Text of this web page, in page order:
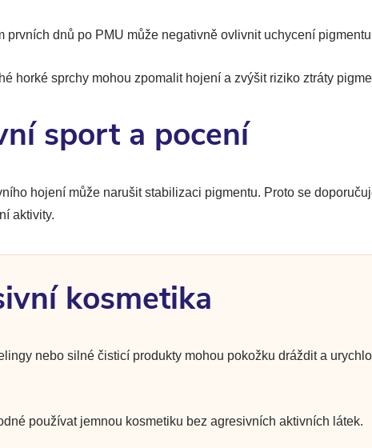
prvních dnů po PMU může negativně ovlivnit uchycení
horké sprchy mohou zpomalit hojení a zvýšit riziko ztráty
sport a pocení
hojení může narušit stabilizaci pigmentu. Proto se
aktivity.
kosmetika
nebo silné čisticí produkty mohou pokožku dráždit a
používat jemnou kosmetiku bez agresivních aktivních látek.